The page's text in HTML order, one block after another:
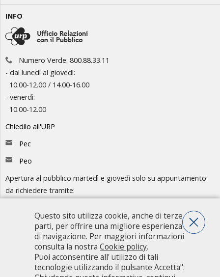
INFO
Numero Verde: 800.88.33.11
- dal lunedì al giovedì:
10.00-12.00 / 14.00-16.00
- venerdì:
10.00-12.00
Chiedilo all'URP
Pec
Peo
Apertura al pubblico martedì e giovedì solo su appuntamento
da richiedere tramite:
- Numero Verde: 800.88.33.11
Consulta l'organigramma
Accedi agli atti
Guida pratica ai servizi e alla modulistica
Questo sito utilizza cookie, anche di terze
parti, per offrire una migliore esperienza
di navigazione. Per maggiori informazioni
consulta la nostra Cookie policy.
Puoi acconsentire all' utilizzo di tali
tecnologie utilizzando il pulsante Accetta".